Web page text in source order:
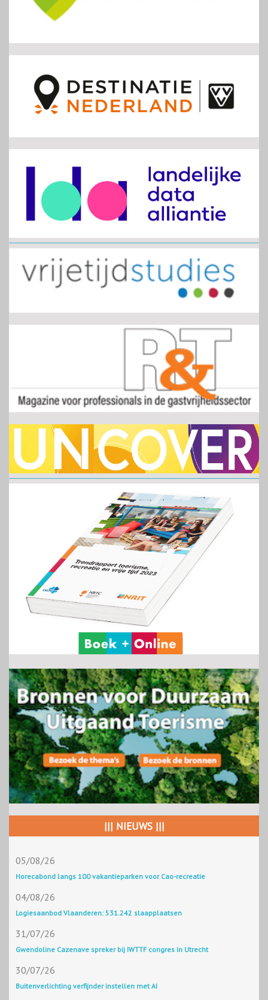
||| NIEUWS |||
05/08/26
Horecabond langs 100 vakantieparken voor Cao-recreatie
04/08/26
Logiesaanbod Vlaanderen: 531.242 slaapplaatsen
31/07/26
Gwendoline Cazenave spreker bij IWTTF congres in Utrecht
30/07/26
Buitenverlichting verfijnder instellen met AI